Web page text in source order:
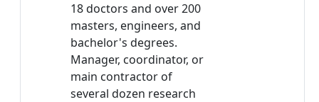
18 doctors and over 200
masters, engineers, and
bachelor's degrees.
Manager, coordinator, or
main contractor of
several dozen research